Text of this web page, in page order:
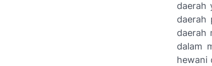
daerah
daerah
daerah
dalam
hewani